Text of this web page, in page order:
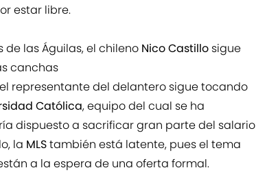
estar libre.
las Águilas, el chileno Nico Castillo sigue
canchas
representante del delantero sigue tocando
Católica, equipo del cual se ha
dispuesto a sacrificar gran parte del salario
la MLStambién está latente, pues el tema
a la espera de una oferta formal.